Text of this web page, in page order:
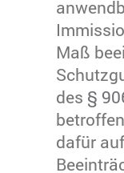
Maß
des §
dafür